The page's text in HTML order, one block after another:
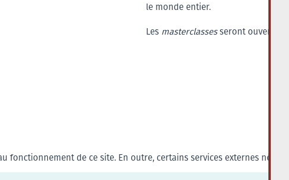
le monde entier.
Les masterclassesseront ouvertes
fonctionnement de ce site. En outre, certains services externes